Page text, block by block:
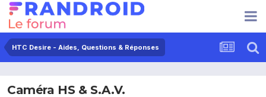
HTC Desire - Aides, Questions & Réponses
Caméra HS & S.A.V.